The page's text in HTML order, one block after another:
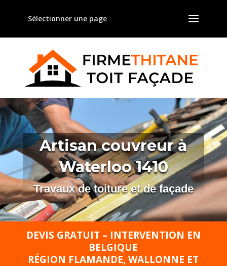
Sélectionner une page
Artisan couvreur à
Waterloo 1410
Travaux de toiture et de façade
DEVIS GRATUIT – INTERVENTION EN
BELGIQUE
RÉGION FLAMANDE, WALLONNE ET